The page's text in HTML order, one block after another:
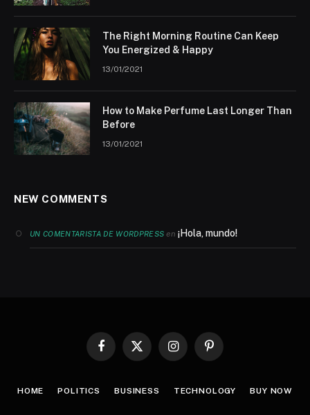
The Right Morning Routine Can Keep
You Energized & Happy
13/01/2021
How to Make Perfume Last Longer Than
Before
13/01/2021
NEW COMMENTS
UN COMENTARISTA DE WORDPRESS en¡Hola, mundo!
Facebook
X
InstagramPinterest
HOME POLITICS BUSINESS TECHNOLOGY BUY NOW